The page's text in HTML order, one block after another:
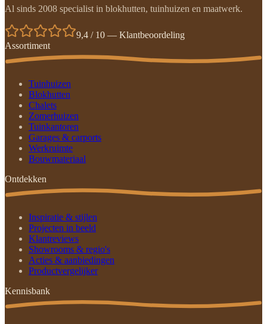
Al sinds 2008 specialist in blokhutten, tuinhuizen en maatwerk.
9,4 / 10 — Klantbeoordeling
Assortiment
Tuinhuizen
Blokhutten
Chalets
Zomerhuizen
Tuinkantoren
Garages & carports
Werkruimte
Bouwmateriaal
Ontdekken
Inspiratie & stijlen
Projecten in beeld
Klantreviews
Showrooms & regio's
Acties & aanbiedingen
Productvergelijker
Kennisbank